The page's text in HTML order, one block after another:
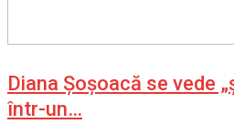
Diana Șoșoacă se vede
într-un…